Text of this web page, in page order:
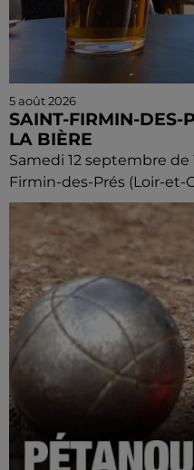
5 août 2026
SAINT-FIRMIN-DES-
LA BIÈRE
Samedi 12 septembre
Firmin-des-Prés (Loir-et-